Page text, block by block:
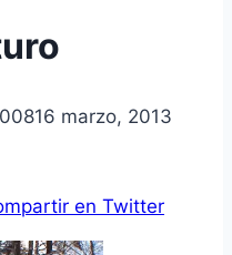
16 marzo, 2013
en Twitter